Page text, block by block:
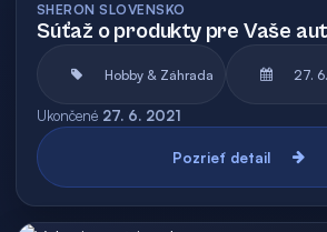
SHERON SLOVENSKO
Súťaž o produkty pre Vaše
Hobby & Záhrada 27.
Ukončené 27. 6. 2021
Pozrieť detail